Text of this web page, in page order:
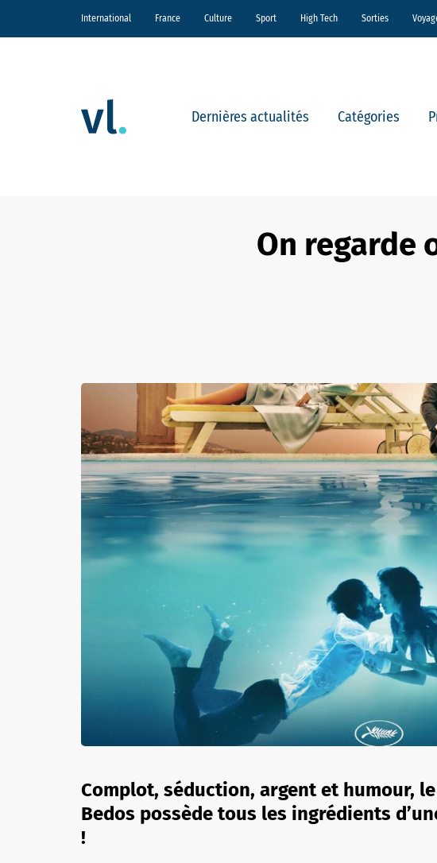
International France Culture Sport High Tech Sorties
Dernières actualités Catégories
On regarde
Complot, séduction, argent et humour,
Bedos possède tous les ingrédients
!